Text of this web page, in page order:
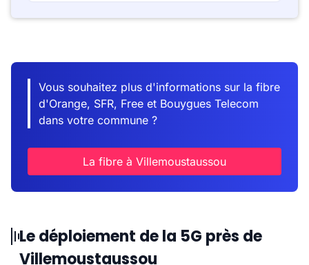
Vous souhaitez plus d'informations sur la fibre
d'Orange, SFR, Free et Bouygues Telecom
dans votre commune ?
La fibre à Villemoustaussou
Le déploiement de la 5G près de
Villemoustaussou